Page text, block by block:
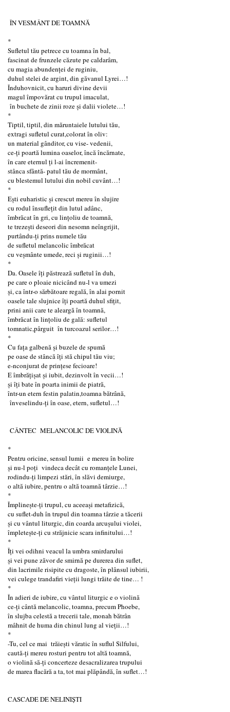
ÎN VESMÂNT DE TOAMNĂ
*
Sufletul tău petrece cu toamna în bal,
fascinat de frunzele căzute pe caldarâm,
cu magia abundenței de ruginiu,
duhul stelei de argint, din găvanul Lyrei…!
Înduhovnicit, cu haruri divine devii
magul împovărat cu trupul imaculat,
în buchete de zinii roze și dalii violete…!
*
Tiptil, tiptil, din măruntaiele lutului tău,
extragi sufletul curat,colorat în oliv:
un material gânditor, cu vise- vedenii,
ce-ți poartă lumina oaselor, încă încărnate,
în care eternul ți l-ai încremenit-
stânca sfântă- patul tău de mormânt,
cu blestemul lutului din nobil cuvânt…!
*
Ești euharistic și crescut mereu în slujire
cu rodul însuflețit din lutul adânc,
îmbrăcat în gri, cu lințoliu de toamnă,
te trezești deseori din nesomn neîngrijit,
purtându-ți prins numele tău
de sufletul melancolic îmbrăcat
cu veșmânte umede, reci și ruginii…!
*
Da. Oasele îți păstrează sufletul în duh,
pe care o ploaie nicicând nu-l va umezi
și, ca într-o sărbătoare regală, în alai pornit
oasele tale slujnice îți poartă duhul sfițit,
prini anii care te aleargă în toamnă,
îmbrăcat în lințoliu de gală: sufletul
tomnatic,pârguit în turcoazul serilor…!
*
Cu fața galbenă și buzele de spumă
pe oase de stâncă îți stă chipul tău viu;
e-nconjurat de prințese fecioare!
E îmbrățișat și iubit, dezinvolt în vecii…!
și îți bate în poarta inimii de piatră,
într-un etern festin palatin,toamna bătrână,
înveselindu-ți în oase, etern, sufletul…!
CÂNTEC MELANCOLIC DE VIOLINĂ
*
Pentru oricine, sensul lumii e mereu în bolire
și nu-l poți vindeca decât cu romanțele Lunei,
rodindu-ți limpezi stări, în slăvi demiurge,
o altă iubire, pentru o altă toamnă târzie…!
*
Împlinește-ți trupul, cu aceeași metafizică,
cu suflet-duh în trupul din toamna târzie a tăcerii
și cu vântul liturgic, din coarda arcușului violei,
împletește-ți cu străjnicie scara infinitului…!
*
Îți vei odihni veacul la umbra smirdarului
și vei pune zăvor de smirnă pe durerea din suflet,
din lacrimile risipite cu dragoste, în plânsul iubirii,
vei culege trandafiri vieții lungi trăite de tine… !
*
În adieri de iubire, cu vântul liturgic e o violină
ce-ți cântă melancolic, toamna, precum Phoebe,
în slujba celestă a trecerii tale, monah bătrân
mâhnit de huma din chinul lung al vieții…!
*
-Tu, cel ce mai trăiești văratic în suflul Silfului,
caută-ți mereu rosturi pentru tot altă toamnă,
o violină să-ți concerteze desacralizarea trupului
de marea flacără a ta, tot mai plăpândă, în suflet…!
CASCADE DE NELINIȘTI